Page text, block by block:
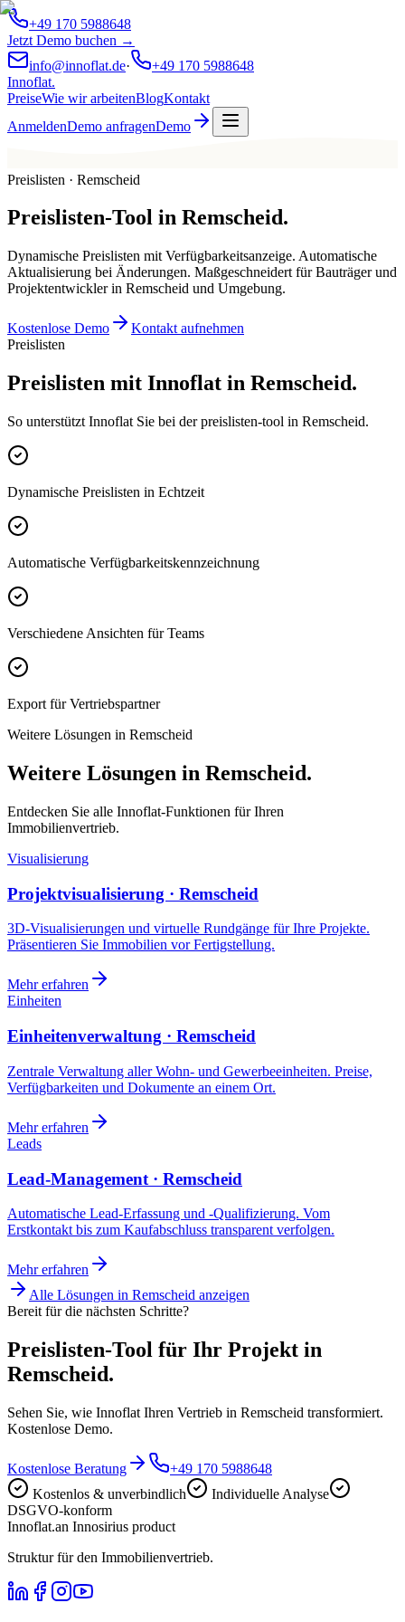
+49 170 5988648
Jetzt Demo buchen →
info@innoflat.de·
+49 170 5988648
Innoflat.
PreiseWie wir arbeitenBlogKontakt
AnmeldenDemo anfragenDemo
Preislisten · Remscheid
Preislisten-Tool in Remscheid.
Dynamische Preislisten mit Verfügbarkeitsanzeige. Automatische
Aktualisierung bei Änderungen. Maßgeschneidert für Bauträger und
Projektentwickler in Remscheid und Umgebung.
Kostenlose Demo
Kontakt aufnehmen
Preislisten
Preislisten mit Innoflat in Remscheid.
So unterstützt Innoflat Sie bei der preislisten-tool in Remscheid.
Dynamische Preislisten in Echtzeit
Automatische Verfügbarkeitskennzeichnung
Verschiedene Ansichten für Teams
Export für Vertriebspartner
Weitere Lösungen in Remscheid
Weitere Lösungen in Remscheid.
Entdecken Sie alle Innoflat-Funktionen für Ihren
Immobilienvertrieb.
Visualisierung
Projektvisualisierung · Remscheid
3D-Visualisierungen und virtuelle Rundgänge für Ihre Projekte.
Präsentieren Sie Immobilien vor Fertigstellung.
Mehr erfahren
Einheiten
Einheitenverwaltung · Remscheid
Zentrale Verwaltung aller Wohn- und Gewerbeeinheiten. Preise,
Verfügbarkeiten und Dokumente an einem Ort.
Mehr erfahren
Leads
Lead-Management · Remscheid
Automatische Lead-Erfassung und -Qualifizierung. Vom
Erstkontakt bis zum Kaufabschluss transparent verfolgen.
Mehr erfahren
Alle Lösungen in Remscheid anzeigen
Bereit für die nächsten Schritte?
Preislisten-Tool für Ihr Projekt in
Remscheid.
Sehen Sie, wie Innoflat Ihren Vertrieb in Remscheid transformiert.
Kostenlose Demo.
Kostenlose Beratung
+49 170 5988648
Kostenlos & unverbindlich
Individuelle Analyse
DSGVO-konform
Innoflat.an Innosirius product
Struktur für den Immobilienvertrieb.